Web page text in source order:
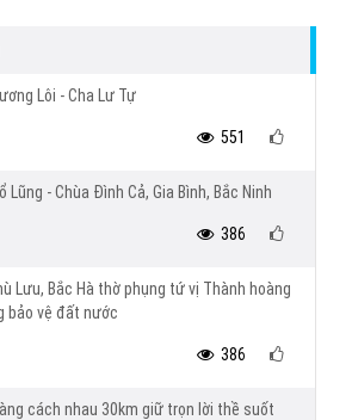
Lôi - Cha Lư Tự
551
Lũng - Chùa Đình Cả, Gia Bình, Bắc Ninh
386
Lưu, Bắc Hà thờ phụng tứ vị Thành hoàng
bảo vệ đất nước
386
cách nhau 30km giữ trọn lời thề suốt